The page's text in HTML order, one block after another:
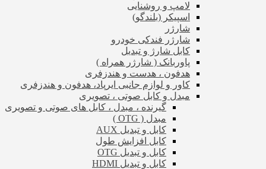
لامپ و روشنایی
اسپیکر (بلندگو)
شارژر
شارژر فندکی خودرو
کابل شارژ و تبدیل
پاوربانک ( شارژر همراه )
هدفون ، هدست و هندزفری
کاور و لوازم جانبی ایرپاد، هدفون و هندزفری
مبدل و کابل صوتی ، تصویری
گیرنده ، مبدل ، کابل های صوتی و تصویری
مبدل ( OTG )
کابل و تبدیل AUX
کابل افزایش طول
کابل و تبدیل OTG
کابل و تبدیل HDMI